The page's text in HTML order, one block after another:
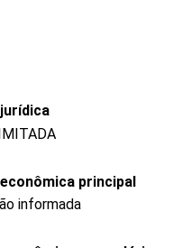
principal
informada